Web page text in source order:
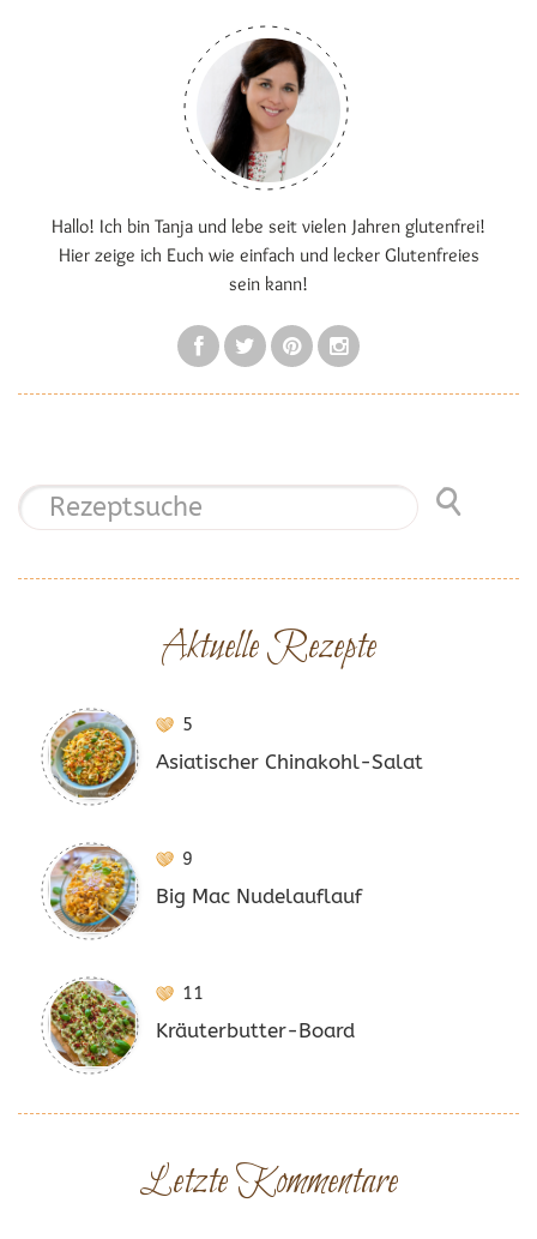
Hallo! Ich bin Tanja und lebe seit vielen Jahren glutenfrei!
Hier zeige ich Euch wie einfach und lecker Glutenfreies
sein kann!
Aktuelle Rezepte
5
Asiatischer Chinakohl-Salat
9
Big Mac Nudelauflauf
11
Kräuterbutter-Board
Letzte Kommentare